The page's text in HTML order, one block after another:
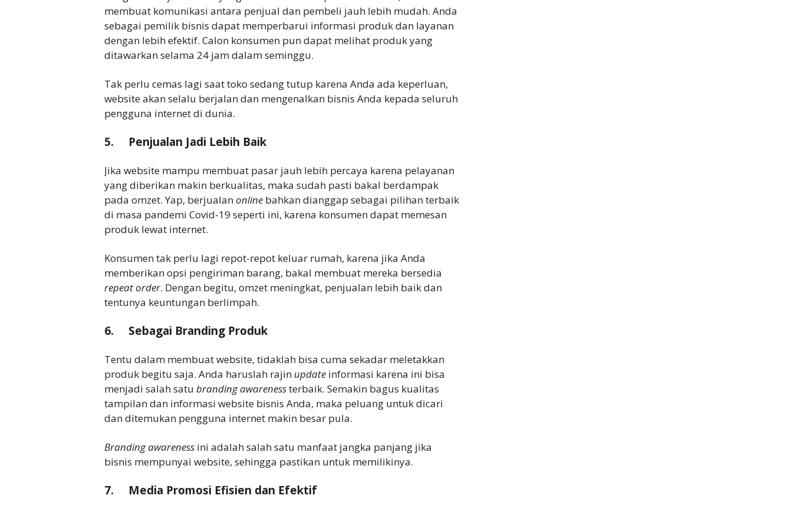
membuat komunikasi antara penjual dan pembeli jauh lebih mudah. Anda
sebagai pemilik bisnis dapat memperbarui informasi produk dan layanan
dengan lebih efektif. Calon konsumen pun dapat melihat produk yang
ditawarkan selama 24 jam dalam seminggu.
Tak perlu cemas lagi saat toko sedang tutup karena Anda ada keperluan,
website akan selalu berjalan dan mengenalkan bisnis Anda kepada seluruh
pengguna internet di dunia.
5. Penjualan Jadi Lebih Baik
Jika website mampu membuat pasar jauh lebih percaya karena pelayanan
yang diberikan makin berkualitas, maka sudah pasti bakal berdampak
pada omzet. Yap, berjualanonlinebahkan dianggap sebagai pilihan terbaik
di masa pandemi Covid-19 seperti ini, karena konsumen dapat memesan
produk lewat internet.
Konsumen tak perlu lagi repot-repot keluar rumah, karena jika Anda
memberikan opsi pengiriman barang, bakal membuat mereka bersedia
repeat order. Dengan begitu, omzet meningkat, penjualan lebih baik dan
tentunya keuntungan berlimpah.
6. Sebagai Branding Produk
Tentu dalam membuat website, tidaklah bisa cuma sekadar meletakkan
produk begitu saja. Anda haruslah rajin updateinformasi karena ini bisa
menjadi salah satu branding awarenessterbaik. Semakin bagus kualitas
tampilan dan informasi website bisnis Anda, maka peluang untuk dicari
dan ditemukan pengguna internet makin besar pula.
Branding awarenessini adalah salah satu manfaat jangka panjang jika
bisnis mempunyai website, sehingga pastikan untuk memilikinya.
7. Media Promosi Efisien dan Efektif